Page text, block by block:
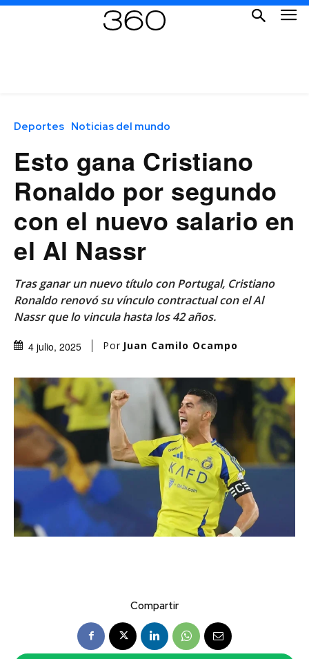
Deportes Noticias del mundo
Esto gana Cristiano
Ronaldo por segundo
con el nuevo salario en
el Al Nassr
Tras ganar un nuevo título con Portugal, Cristiano
Ronaldo renovó su vínculo contractual con el Al
Nassr que lo vincula hasta los 42 años.
4 julio, 2025 Por Juan Camilo Ocampo
Compartir